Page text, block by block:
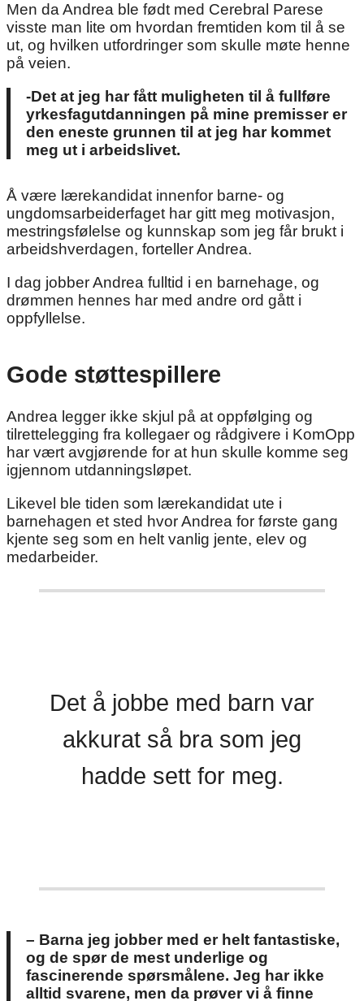
Men da Andrea ble født med Cerebral Parese
visste man lite om hvordan fremtiden kom til å se
ut, og hvilken utfordringer som skulle møte henne
på veien.
-Det at jeg har fått muligheten til å fullføre
yrkesfagutdanningen på mine premisser er
den eneste grunnen til at jeg har kommet
meg ut i arbeidslivet.
Å være lærekandidat innenfor barne- og
ungdomsarbeiderfaget har gitt meg motivasjon,
mestringsfølelse og kunnskap som jeg får brukt i
arbeidshverdagen, forteller Andrea.
I dag jobber Andrea fulltid i en barnehage, og
drømmen hennes har med andre ord gått i
oppfyllelse.
Gode støttespillere
Andrea legger ikke skjul på at oppfølging og
tilrettelegging fra kollegaer og rådgivere i KomOpp
har vært avgjørende for at hun skulle komme seg
igjennom utdanningsløpet.
Likevel ble tiden som lærekandidat ute i
barnehagen et sted hvor Andrea for første gang
kjente seg som en helt vanlig jente, elev og
medarbeider.
Det å jobbe med barn var
akkurat så bra som jeg
hadde sett for meg.
– Barna jeg jobber med er helt fantastiske,
og de spør de mest underlige og
fascinerende spørsmålene. Jeg har ikke
alltid svarene, men da prøver vi å finne